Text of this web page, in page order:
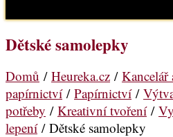
Dětské samolepky
Domů / Heureka.cz / Kancelář
papírnictví/ Papírnictví/
potřeby / Kreativní tvoření/
lepení/ Dětské samolepky